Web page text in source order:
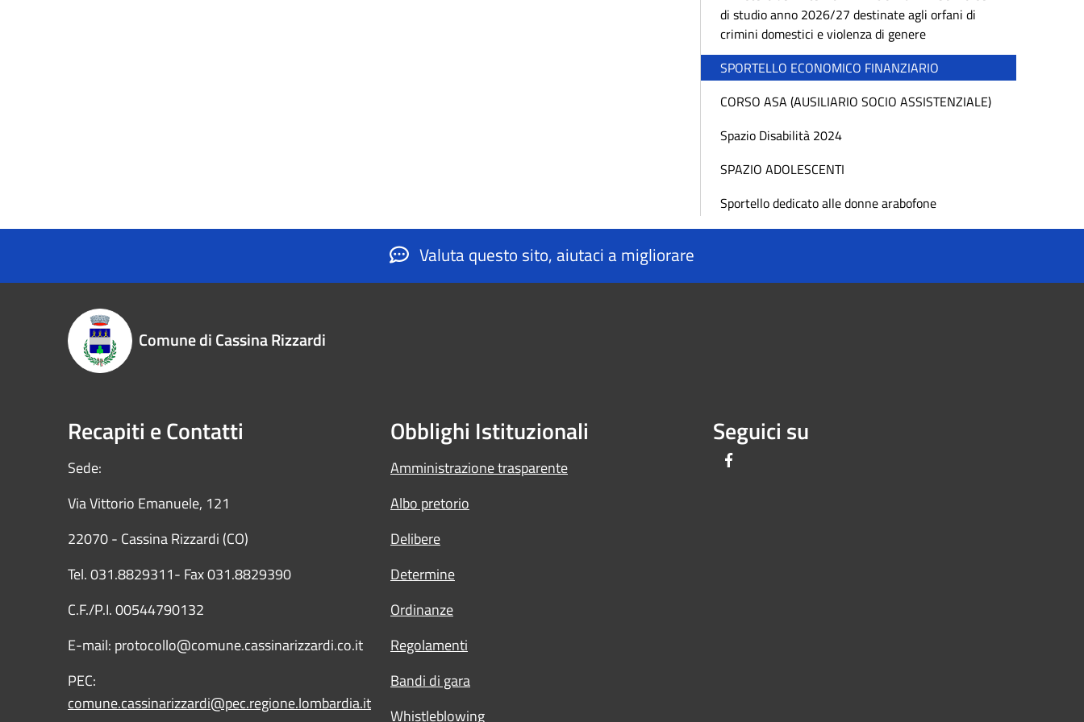
di studio anno 2026/27 destinate agli orfani di
crimini domestici e violenza di genere
SPORTELLO ECONOMICO FINANZIARIO
CORSO ASA (AUSILIARIO SOCIO ASSISTENZIALE)
Spazio Disabilità 2024
SPAZIO ADOLESCENTI
Sportello dedicato alle donne arabofone
Valuta questo sito, aiutaci a migliorare
Comune di Cassina Rizzardi
Recapiti e Contatti
Sede:
Via Vittorio Emanuele, 121
22070 - Cassina Rizzardi (CO)
Tel. 031.8829311- Fax 031.8829390
C.F./P.I. 00544790132
E-mail: protocollo@comune.cassinarizzardi.co.it
PEC:
comune.cassinarizzardi@pec.regione.lombardia.it
Obblighi Istituzionali
Amministrazione trasparente
Albo pretorio
Delibere
Determine
Ordinanze
Regolamenti
Bandi di gara
Whistleblowing
Seguici su